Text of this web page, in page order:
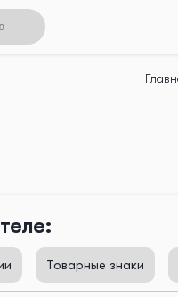
Товарные знаки